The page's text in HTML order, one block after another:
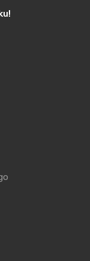
takiego
naszej
oraz
świat